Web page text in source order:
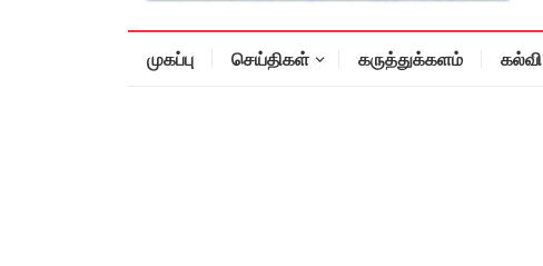
முகப்பு செய்திகள் கருத்துக்களம் கல்வி